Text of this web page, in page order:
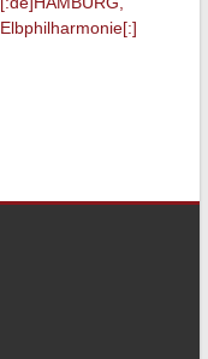
Elbphilharmonie[:]